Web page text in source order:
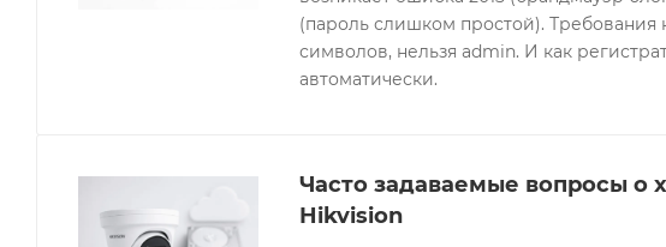
(пароль слишком простой). Требования
символов, нельзя admin. И как
автоматически.
Часто задаваемые вопросы о
Hikvision